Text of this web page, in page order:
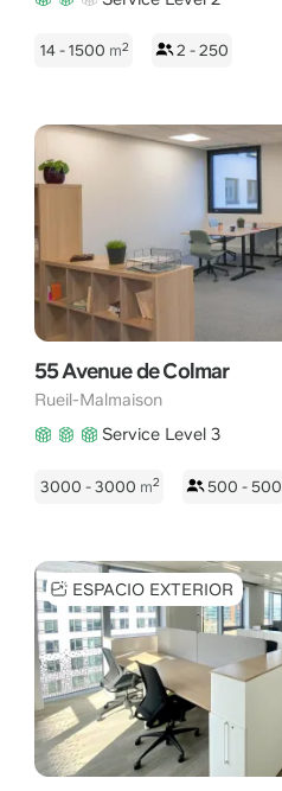
14 - 1500 m2 2 - 250
55 Avenue de Colmar
Rueil-Malmaison
Service Level 3
3000 - 3000 m2 500 - 500
ESPACIO EXTERIOR